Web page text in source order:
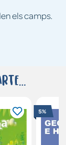
els camps.
5%